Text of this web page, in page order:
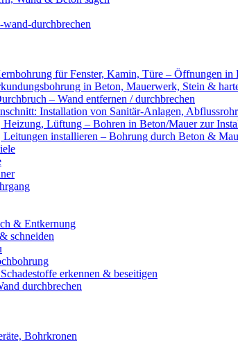
durchbrechen
für Fenster, Kamin, Türe – Öffnungen in
in Beton, Mauerwerk, Stein &
– Wand entfernen / durchbrechen
Installation von Sanitär-Anlagen,
Lüftung – Bohren in Beton/Mauer zur
installieren – Bohrung durch Beton &
& Entkernung
schneiden
erkennen & beseitigen
durchbrechen
Bohrkronen